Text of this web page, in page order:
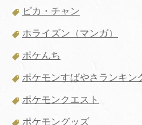
ピカ・チャン
ホライズン（マンガ）
ポケんち
ポケモンすばやさランキン
ポケモンクエスト
ポケモングッズ